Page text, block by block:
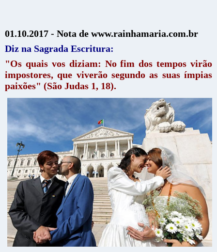
01.10.2017 - Nota de www.rainhamaria.com.br
Diz na Sagrada Escritura:
"Os quais vos diziam: No fim dos tempos virão
impostores, que viverão segundo as suas ímpias
paixões" (São Judas 1, 18).